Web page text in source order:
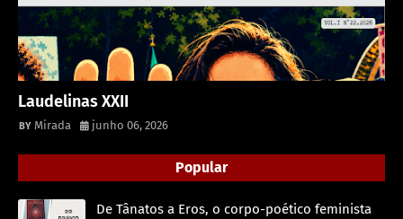
Laudelinas XXII
Mirada junho 06, 2026
Popular
De Tânatos a Eros, o corpo-poético feminista